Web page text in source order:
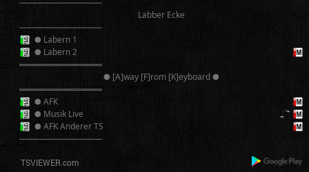
──────────
Labber Ecke
──────────
● Labern 1
● Labern 2
══════════
● [A]way [F]rom [K]eyboard ●
══════════
● AFK
● Musik Live
● AFK Anderer TS
──────────